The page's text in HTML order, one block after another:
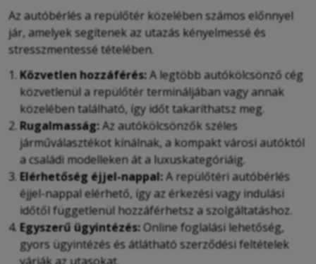
Az autóbérlés a repülőtér közelében számos előnnyel
jár, amelyek segítenek az utazás kényelmessé és
stresszmentessé tételében.
Közvetlen hozzáférés:A legtöbb autókölcsönző cég
közvetlenül a repülőtér termináljában vagy annak
közelében található, így időt takaríthatsz meg.
Rugalmasság:Az autókölcsönzők széles
járműválasztékot kínálnak, a kompakt városi autóktól
a családi modelleken át a luxuskategóriáig.
Elérhetőség éjjel-nappal:A repülőtéri autóbérlés
éjjel-nappal elérhető, így az érkezési vagy indulási
időtől függetlenül hozzáférhetsz a szolgáltatáshoz.
Egyszerű ügyintézés:Online foglalási lehetőség,
gyors ügyintézés és átlátható szerződési feltételek